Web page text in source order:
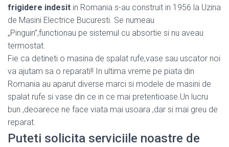
frigidere indesit in Romania s-au construit in 1956 la Uzina
de Masini Electrice Bucuresti. Se numeau
„Pinguin”,functionau pe sistemul cu absortie si nu aveau
termostat.
Fie ca detineti o masina de spalat rufe,vase sau uscator noi
va ajutam sa o reparati!! In ultima vreme pe piata din
Romania au aparut diverse marci si modele de masini de
spalat rufe si vase din ce in ce mai pretentioase.Un lucru
bun ,deoarece ne face viata mai usoara ,dar si mai greu de
reparat.
Puteti solicita serviciile noastre de